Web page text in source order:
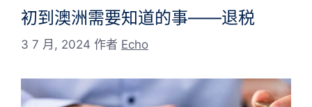
初到澳洲需要知道的事——退税
3 7 月, 2024 作者 Echo